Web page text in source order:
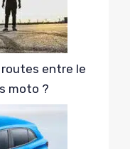
entre le
moto ?